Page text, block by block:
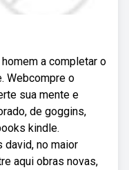
a completar o
Webcompre o
sua mente e
de goggins,
kindle.
no maior
aqui obras novas,